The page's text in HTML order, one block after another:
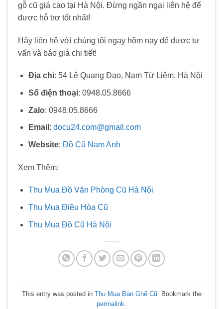
gỗ cũ giá cao tại Hà Nội. Đừng ngần ngại liên hệ để
được hỗ trợ tốt nhất!
Hãy liên hệ với chúng tôi ngay hôm nay để được tư
vấn và báo giá chi tiết!
Địa chỉ: 54 Lê Quang Đạo, Nam Từ Liêm, Hà Nội
Số điện thoại: 0948.05.8666
Zalo: 0948.05.8666
Email : docu24.com@gmail.com
Website: Đồ Cũ Nam Anh
Xem Thêm:
Thu Mua Đồ Văn Phòng Cũ Hà Nội
Thu Mua Điều Hòa Cũ
Thu Mua Đồ Cũ Hà Nội
This entry was posted in Thu Mua Bàn Ghế Cũ. Bookmark the
permalink